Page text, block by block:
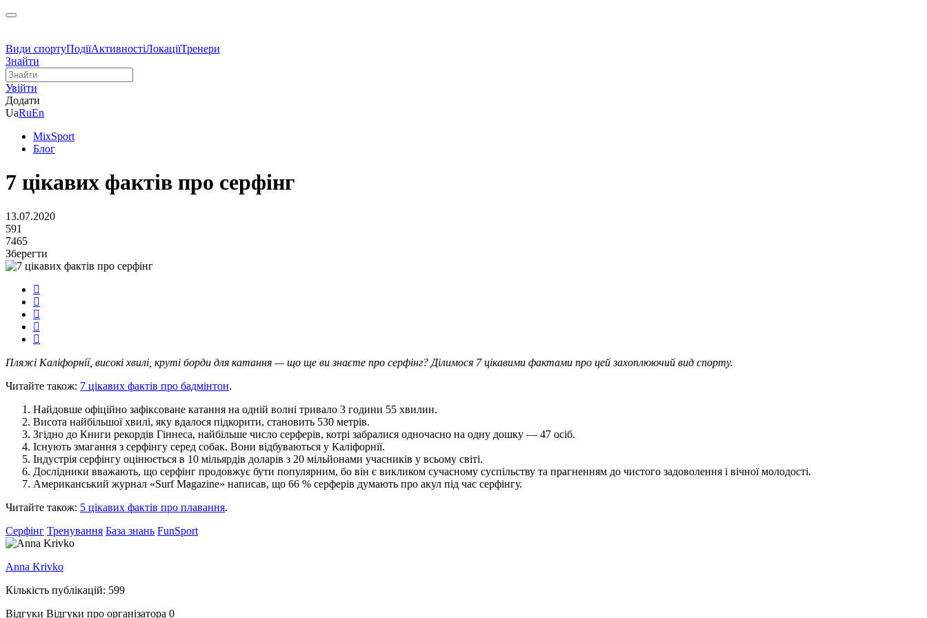
Види спортуПодіїАктивностіЛокаціїТренери
Знайти
Увійти
Додати
UaRuEn
MixSport
Блог
7 цікавих фактів про серфінг
13.07.2020
591
7465
Зберегти
Пляжі Каліфорнії, високі хвилі, круті борди для катання — що ще ви знаєте про серфінг? Ділимося 7 цікавими фактами про цей захоплюючий вид спорту.
Читайте також: 7 цікавих фактів про бадмінтон.
Найдовше офіційно зафіксоване катання на одній волні тривало 3 години 55 хвилин.
Висота найбільшої хвилі, яку вдалося підкорити, становить 530 метрів.
Згідно до Книги рекордів Гіннеса, найбільше число серферів, котрі забралися одночасно на одну дошку — 47 осіб.
Існують змагання з серфінгу серед собак. Вони відбуваються у Каліфорнії.
Індустрія серфінгу оцінюється в 10 мільярдів доларів з 20 мільйонами учасників у всьому світі.
Дослідники вважають, що серфінг продовжує бути популярним, бо він є викликом сучасному суспільству та прагненням до чистого задоволення і вічної молодості.
Американський журнал «Surf Magazine» написав, що 66 % серферів думають про акул під час серфінгу.
Читайте також: 5 цікавих фактів про плавання.
Серфінг Тренування База знань FunSport
Anna Krivko
Кількість публікацій: 599
Відгуки Відгуки про організатора 0